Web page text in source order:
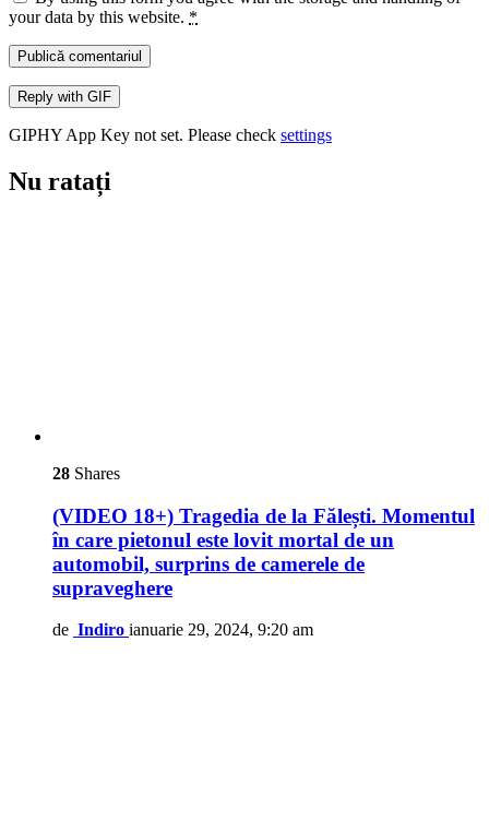
your data by this website. *
Publică comentariul
Reply with GIF
GIPHY App Key not set. Please check settings
Nu ratați
28 Shares
(VIDEO 18+) Tragedia de la Fălești. Momentul
în care pietonul este lovit mortal de un
automobil, surprins de camerele de
supraveghere
de Indiro ianuarie 29, 2024, 9:20 am